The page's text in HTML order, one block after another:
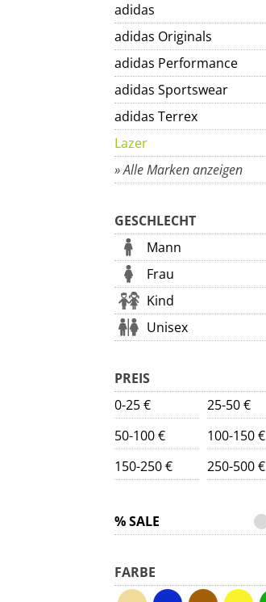
adidas
adidas Originals
adidas Performance
adidas Sportswear
adidas Terrex
Lazer
» Alle Marken anzeigen
GESCHLECHT
Mann
Frau
Kind
Unisex
PREIS
0-25 €
25-50 €
50-100 €
100-150 €
150-250 €
250-500 €
% SALE
FARBE